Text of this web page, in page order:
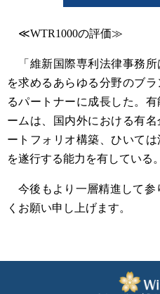
≪WTR1000の評価≫
「維新国際専利法律事務
を求めるあらゆる分野のブ
るパートナーに成長した。
ームは、国内外における有
ートフォリオ構築、ひいて
を遂行する能力を有している
今後もより一層精進して参
くお願い申し上げます。